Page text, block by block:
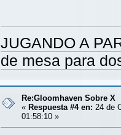
JUGANDO A
de mesa para
Re:Gloomhaven Sobre X
« Respuesta #4 en: 24 de
01:58:10 »